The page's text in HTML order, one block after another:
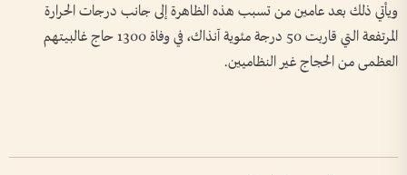
ويأتي ذلك بعد عامين من تسبب هذه الظاهرة إلى جانب درجات الحرارة
المرتفعة التي قاربت 50 درجة مئوية آنذاك، في وفاة 1300 حاج غالبيتهم
العظمى من الحجاج غير النظاميين.